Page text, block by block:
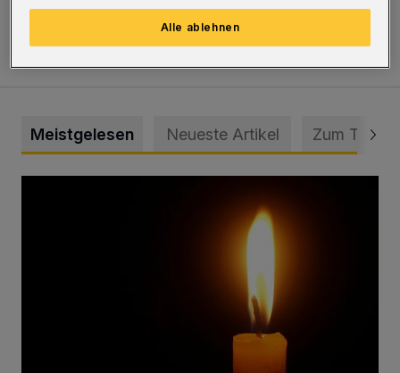
Anmeldetermine und Infos:hier klicken!
Meistgelesen Neueste Artikel Zum Thema
Alle ablehnen